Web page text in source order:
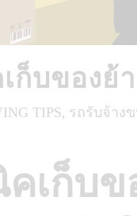
ก็บของย้
TIPS รถรับจ้าง
คเก็บข